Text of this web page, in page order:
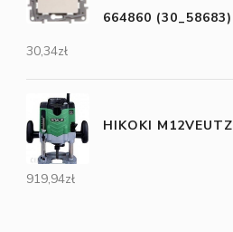
664860 (30_58683)
30,34zł
HIKOKI M12VEUTZ
919,94zł